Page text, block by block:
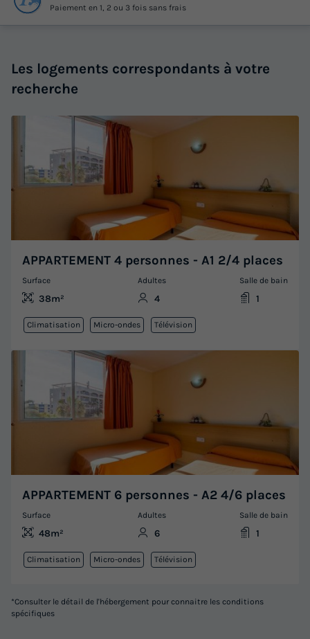
Paiement en 1, 2 ou 3 fois sans frais
Les logements correspondants à votre
recherche
APPARTEMENT 4 personnes - A1 2/4 places
Surface
38m²
Adultes
4
Salle de bain
1
Climatisation Micro-ondes Télévision
APPARTEMENT 6 personnes - A2 4/6 places
Surface
48m²
Adultes
6
Salle de bain
1
Climatisation Micro-ondes Télévision
*Consulter le détail de l'hébergement pour connaitre les conditions
spécifiques